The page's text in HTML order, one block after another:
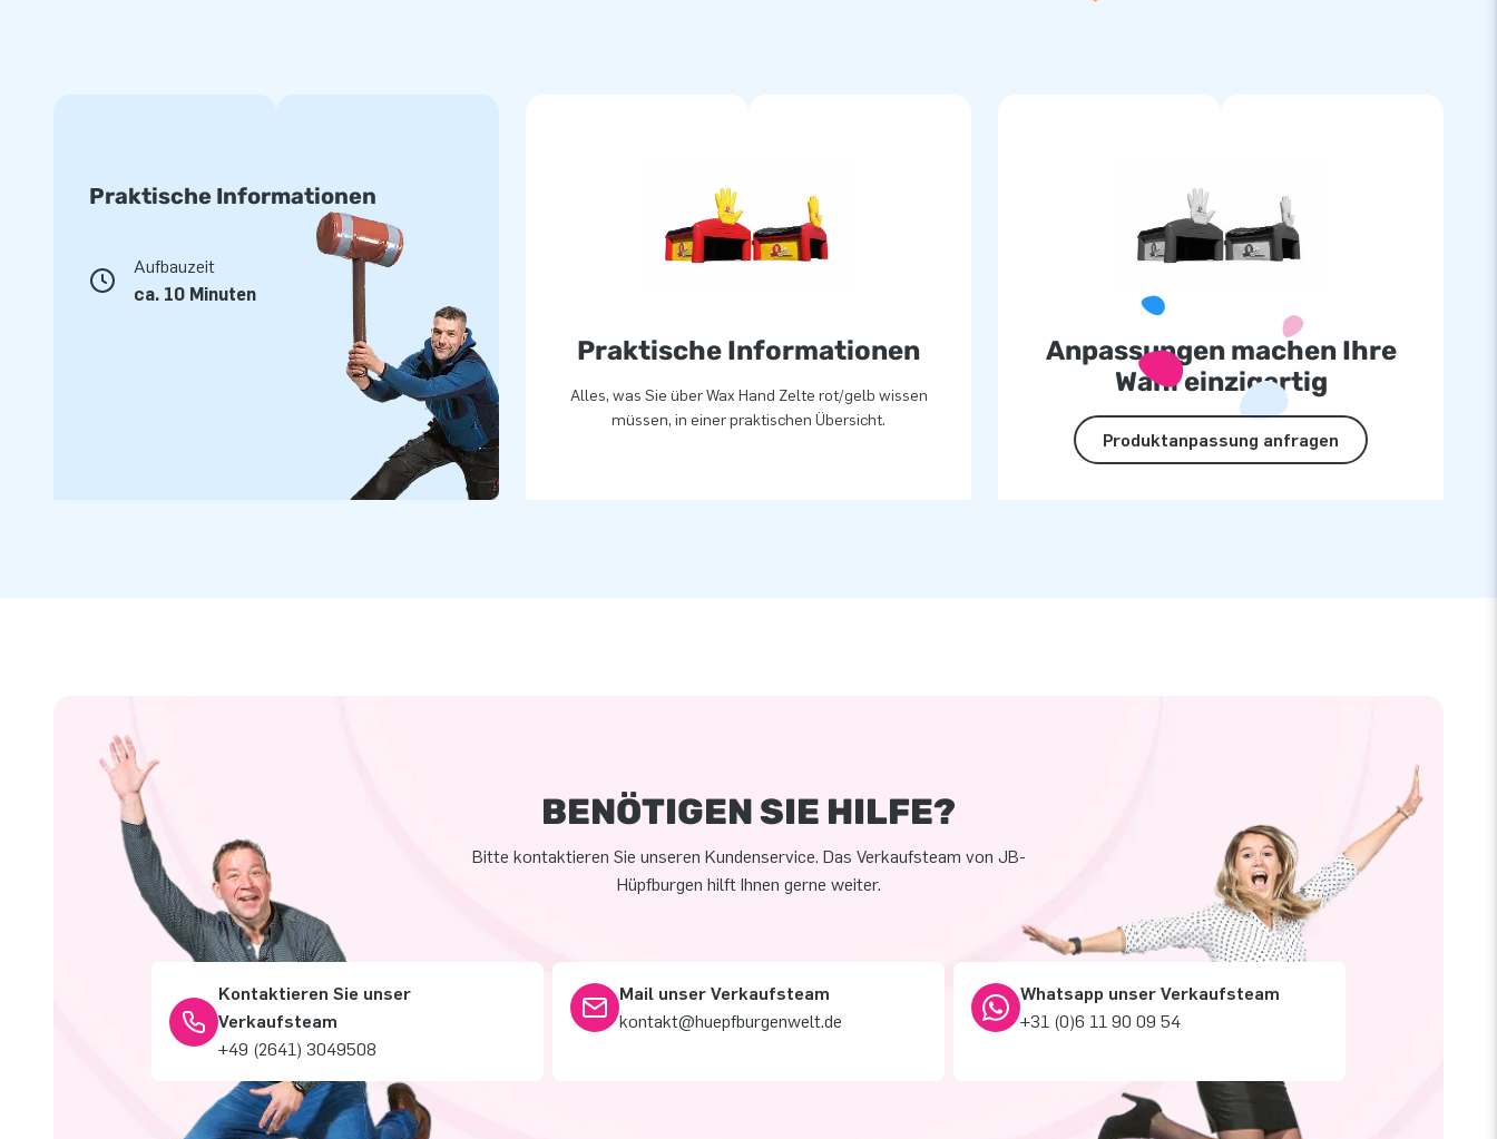
Praktische Informationen
Aufbauzeit
ca. 10 Minuten
Praktische Informationen
Alles, was Sie über Wax Hand Zelte rot/gelb wissen
müssen, in einer praktischen Übersicht.
Anpassungen machen Ihre
Wahl einzigartig
Produktanpassung anfragen
BENÖTIGEN SIE HILFE?
Bitte kontaktieren Sie unseren Kundenservice. Das Verkaufsteam von JB-
Hüpfburgen hilft Ihnen gerne weiter.
Kontaktieren Sie unser
Verkaufsteam
+49 (2641) 3049508
Mail unser Verkaufsteam
kontakt@huepfburgenwelt.de
Whatsapp unser Verkaufsteam
+31 (0)6 11 90 09 54